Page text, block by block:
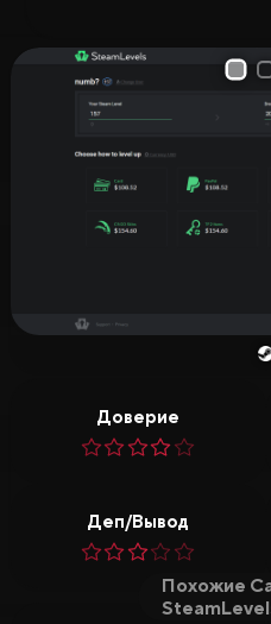
1
Доверие
Деп/Вывод
Похожие